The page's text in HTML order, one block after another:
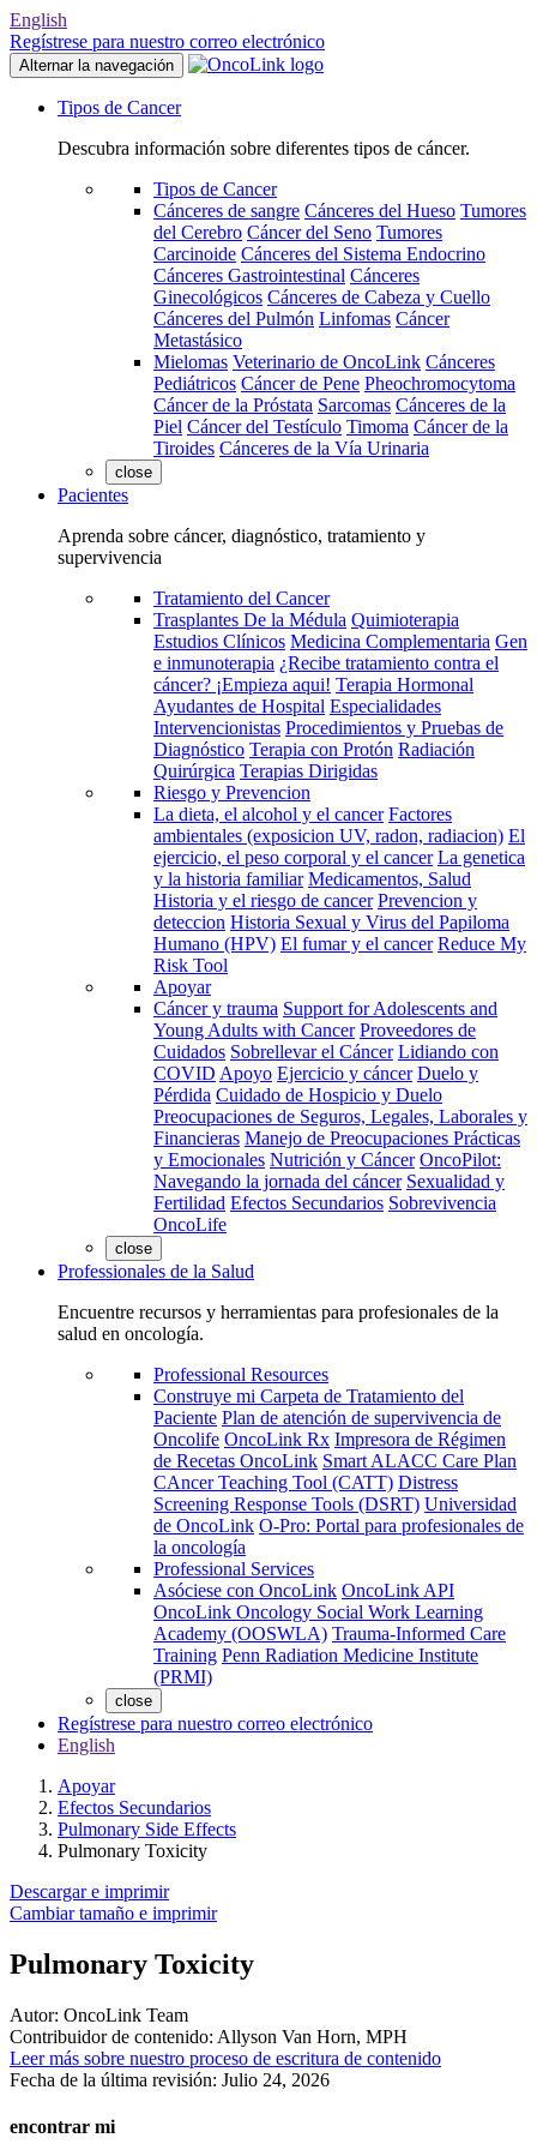
English
Regístrese para nuestro correo electrónico
Alternar la navegación
Tipos de Cancer
Descubra información sobre diferentes tipos de cáncer.
Tipos de Cancer
Cánceres de sangre Cánceres del Hueso Tumores
del Cerebro Cáncer del Seno Tumores
Carcinoide Cánceres del Sistema Endocrino
Cánceres Gastrointestinal Cánceres
Ginecológicos Cánceres de Cabeza y Cuello
Cánceres del Pulmón Linfomas Cáncer
Metastásico
Mielomas Veterinario de OncoLink Cánceres
Pediátricos Cáncer de Pene Pheochromocytoma
Cáncer de la Próstata Sarcomas Cánceres de la
Piel Cáncer del Testículo Timoma Cáncer de la
Tiroides Cánceres de la Vía Urinaria
close
Pacientes
Aprenda sobre cáncer, diagnóstico, tratamiento y
supervivencia
Tratamiento del Cancer
Trasplantes De la Médula Quimioterapia
Estudios Clínicos Medicina Complementaria Gen
e inmunoterapia ¿Recibe tratamiento contra el
cáncer? ¡Empieza aqui! Terapia Hormonal
Ayudantes de Hospital Especialidades
Intervencionistas Procedimientos y Pruebas de
Diagnóstico Terapia con Protón Radiación
Quirúrgica Terapias Dirigidas
Riesgo y Prevencion
La dieta, el alcohol y el cancer Factores
ambientales (exposicion UV, radon, radiacion) El
ejercicio, el peso corporal y el cancer La genetica
y la historia familiar Medicamentos, Salud
Historia y el riesgo de cancer Prevencion y
deteccion Historia Sexual y Virus del Papiloma
Humano (HPV) El fumar y el cancer Reduce My
Risk Tool
Apoyar
Cáncer y trauma Support for Adolescents and
Young Adults with Cancer Proveedores de
Cuidados Sobrellevar el Cáncer Lidiando con
COVID Apoyo Ejercicio y cáncer Duelo y
Pérdida Cuidado de Hospicio y Duelo
Preocupaciones de Seguros, Legales, Laborales y
Financieras Manejo de Preocupaciones Prácticas
y Emocionales Nutrición y Cáncer OncoPilot:
Navegando la jornada del cáncer Sexualidad y
Fertilidad Efectos Secundarios Sobrevivencia
OncoLife
close
Professionales de la Salud
Encuentre recursos y herramientas para profesionales de la
salud en oncología.
Professional Resources
Construye mi Carpeta de Tratamiento del
Paciente Plan de atención de supervivencia de
Oncolife OncoLink Rx Impresora de Régimen
de Recetas OncoLink Smart ALACC Care Plan
CAncer Teaching Tool (CATT) Distress
Screening Response Tools (DSRT) Universidad
de OncoLink O-Pro: Portal para profesionales de
la oncología
Professional Services
Asóciese con OncoLink OncoLink API
OncoLink Oncology Social Work Learning
Academy (OOSWLA) Trauma-Informed Care
Training Penn Radiation Medicine Institute
(PRMI)
close
Regístrese para nuestro correo electrónico
English
Apoyar
Efectos Secundarios
Pulmonary Side Effects
Pulmonary Toxicity
Descargar e imprimir
Cambiar tamaño e imprimir
Pulmonary Toxicity
Autor: OncoLink Team
Contribuidor de contenido: Allyson Van Horn, MPH
Leer más sobre nuestro proceso de escritura de contenido
Fecha de la última revisión: Julio 24, 2026
encontrar mi